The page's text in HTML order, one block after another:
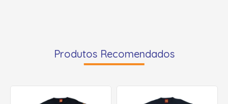
Produtos Recomendados